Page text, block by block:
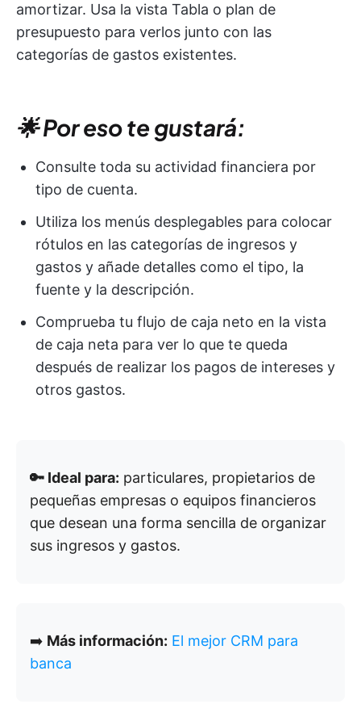
amortizar. Usa la vista Tabla o plan de
presupuesto para verlos junto con las
categorías de gastos existentes.
🌟 Por eso te gustará:
Consulte toda su actividad financiera por
tipo de cuenta.
Utiliza los menús desplegables para colocar
rótulos en las categorías de ingresos y
gastos y añade detalles como el tipo, la
fuente y la descripción.
Comprueba tu flujo de caja neto en la vista
de caja neta para ver lo que te queda
después de realizar los pagos de intereses y
otros gastos.
🔑 Ideal para: particulares, propietarios de
pequeñas empresas o equipos financieros
que desean una forma sencilla de organizar
sus ingresos y gastos.
➡️ Más información: El mejor CRM para
banca